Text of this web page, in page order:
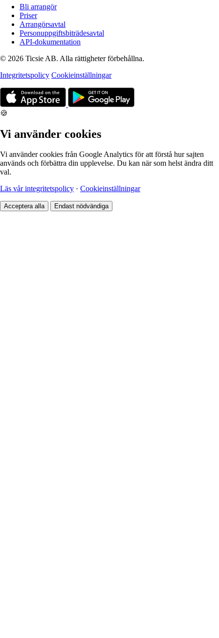
Bli arrangör
Priser
Arrangörsavtal
Personuppgiftsbiträdesavtal
API-dokumentation
© 2026 Ticsie AB. Alla rättigheter förbehållna.
Integritetspolicy Cookieinställningar
🍪
Vi använder cookies
Vi använder cookies från Google Analytics för att förstå hur sajten
används och förbättra din upplevelse. Du kan när som helst ändra ditt
val.
Läs vår integritetspolicy · Cookieinställningar
Acceptera alla Endast nödvändiga